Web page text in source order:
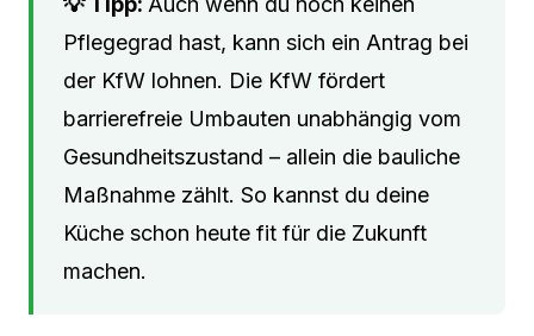
Pflegegrad hast, kann sich ein Antrag bei
der KfW lohnen. Die KfW fördert
barrierefreie Umbauten unabhängig vom
Gesundheitszustand – allein die bauliche
Maßnahme zählt. So kannst du deine
Küche schon heute fit für die Zukunft
machen.